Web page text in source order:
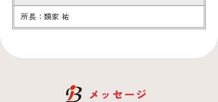
所長：類家 祐
メッセージ